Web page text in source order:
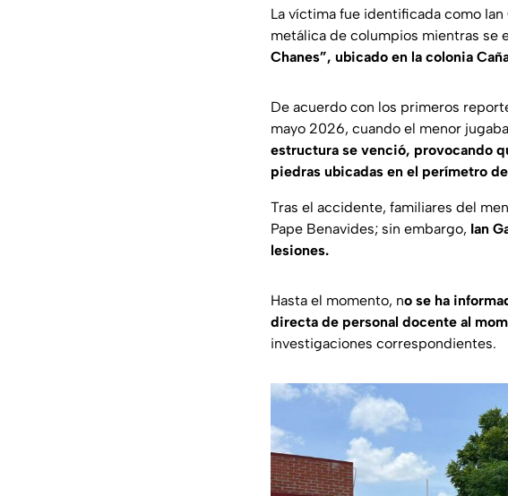
La víctima fue identificada como
metálica de columpios mientras se
Chanes”, ubicado en la colonia
De acuerdo con los primeros
mayo 2026, cuando el menor
estructura se venció, provocando
piedras ubicadas en el perímetro
Tras el accidente, familiares del
Pape Benavides; sin embargo, Ian
lesiones.
Hasta el momento, no se ha
directa de personal docente al
investigaciones correspondientes.